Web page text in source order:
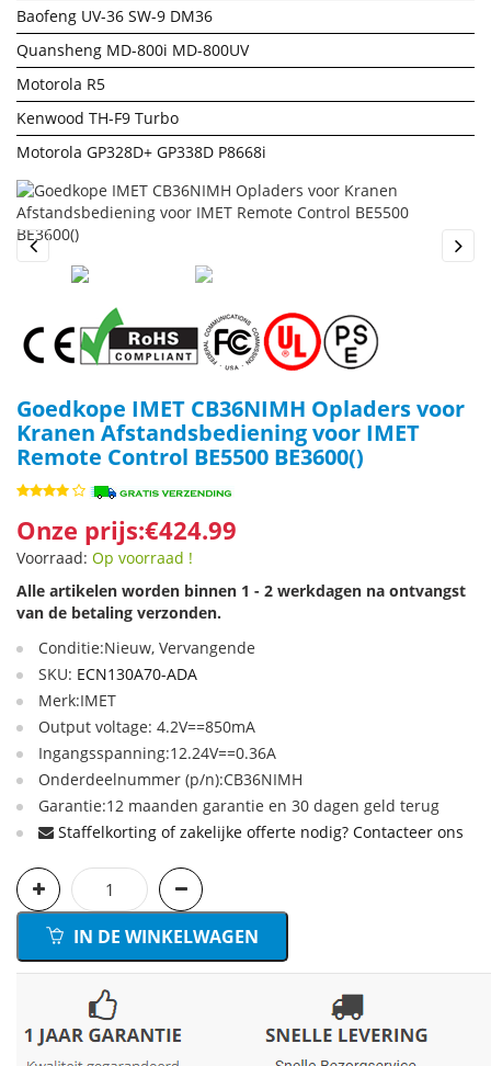
Baofeng UV-36 SW-9 DM36
Quansheng MD-800i MD-800UV
Motorola R5
Kenwood TH-F9 Turbo
Motorola GP328D+ GP338D P8668i
Previous
Goedkope IMET CB36NIMH Opladers voor
Kranen Afstandsbediening voor IMET
Remote Control BE5500 BE3600()
Onze prijs:€424.99
Voorraad: Op voorraad !
Alle artikelen worden binnen 1 - 2 werkdagen na ontvangst
van de betaling verzonden.
Conditie:Nieuw, Vervangende
SKU: ECN130A70-ADA
Merk:IMET
Output voltage: 4.2V==850mA
Ingangsspanning:12.24V==0.36A
Onderdeelnummer (p/n):CB36NIMH
Garantie:12 maanden garantie en 30 dagen geld terug
Staffelkorting of zakelijke offerte nodig? Contacteer ons
IN DE WINKELWAGEN